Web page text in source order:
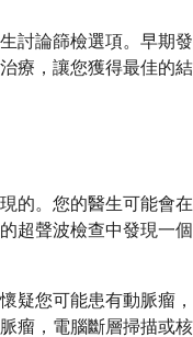
討論篩檢選項。早期發
療，讓您獲得最佳的結
的。您的醫生可能會在
超聲波檢查中發現一個
疑您可能患有動脈瘤，
瘤，電腦斷層掃描或核